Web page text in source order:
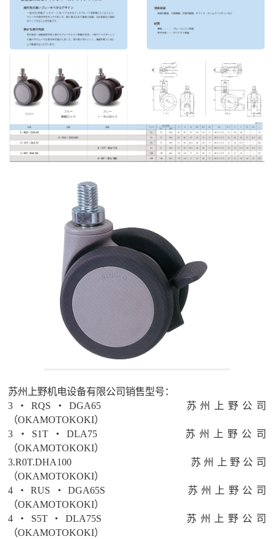
苏州上野机电设备有限公司销售型号：
3・RQS・DGA65苏州上野公司
（OKAMOTOKOKI）
3・S1T・DLA75苏州上野公司
（OKAMOTOKOKI）
3.R0T.DHA100 苏州上野公司
（OKAMOTOKOKI）
4・RUS・DGA65S 苏州上野公司
（OKAMOTOKOKI）
4・S5T・DLA75S 苏州上野公司
（OKAMOTOKOKI）